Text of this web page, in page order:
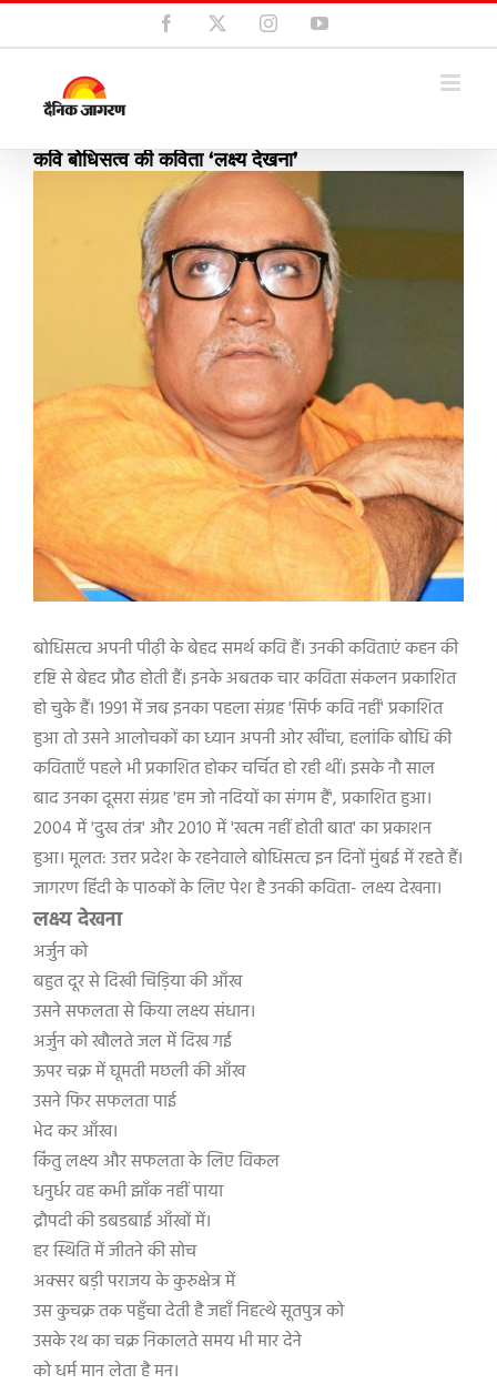
Skip
to
Facebook InstagramYouTube
कवि बोधिसत्व की कविता ‘लक्ष्य देखना’
बोधिसत्व अपनी पीढ़ी के बेहद समर्थ कवि हैं। उनकी कविताएं कहन की
दृष्टि से बेहद प्रौढ होती हैं। इनके अबतक चार कविता संकलन प्रकाशित
हो चुके हैं। 1991 में जब इनका पहला संग्रह 'सिर्फ कवि नहीं' प्रकाशित
हुआ तो उसने आलोचकों का ध्यान अपनी ओर खींचा, हलांकि बोधि की
कविताएँ पहले भी प्रकाशित होकर चर्चित हो रही थीं। इसके नौ साल
बाद उनका दूसरा संग्रह 'हम जो नदियों का संगम हैं', प्रकाशित हुआ।
2004 में 'दुख तंत्र' और 2010 में 'खत्म नहीं होती बात' का प्रकाशन
हुआ। मूलत: उत्तर प्रदेश के रहनेवाले बोधिसत्व इन दिनों मुंबई में रहते हैं।
जागरण हिंदी के पाठकों के लिए पेश है उनकी कविता- लक्ष्य देखना।
लक्ष्य देखना
अर्जुन को
बहुत दूर से दिखी चिड़िया की आँख
उसने सफलता से किया लक्ष्य संधान।
अर्जुन को खौलते जल में दिख गई
ऊपर चक्र में घूमती मछली की आँख
उसने फिर सफलता पाई
भेद कर आँख।
किंतु लक्ष्य और सफलता के लिए विकल
धनुर्धर वह कभी झाँक नहीं पाया
द्रौपदी की डबडबाई आँखों में।
हर स्थिति में जीतने की सोच
अक्सर बड़ी पराजय के कुरुक्षेत्र में
उस कुचक्र तक पहुँचा देती है जहाँ निहत्थे सूतपुत्र को
उसके रथ का चक्र निकालते समय भी मार देने
को धर्म मान लेता है मन।